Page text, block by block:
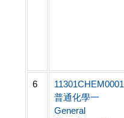
6
11301CHEM0001
普通化學一
General